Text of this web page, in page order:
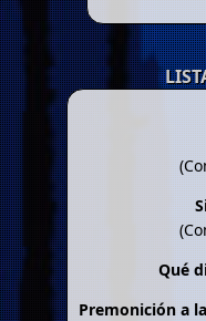
Qué
Premonición a